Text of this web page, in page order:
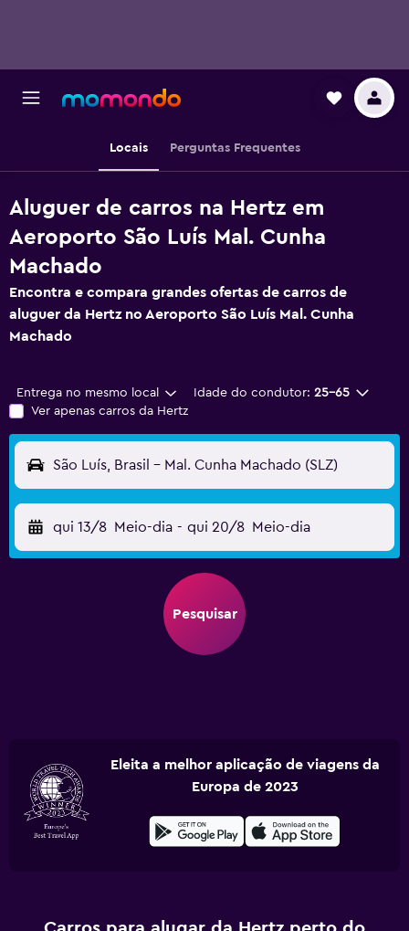
Locais Perguntas Frequentes
Aluguer de carros na Hertz em
Aeroporto São Luís Mal. Cunha
Machado
Encontra e compara grandes ofertas de carros de
aluguer da Hertz no Aeroporto São Luís Mal. Cunha
Machado
Entrega no mesmo local Idade do condutor: 25-65
Ver apenas carros da Hertz
São Luís, Brasil - Mal. Cunha Machado (SLZ)
qui 13/8 Meio-dia - qui 20/8 Meio-dia
Pesquisar
Eleita a melhor aplicação de viagens da
Europa de 2023